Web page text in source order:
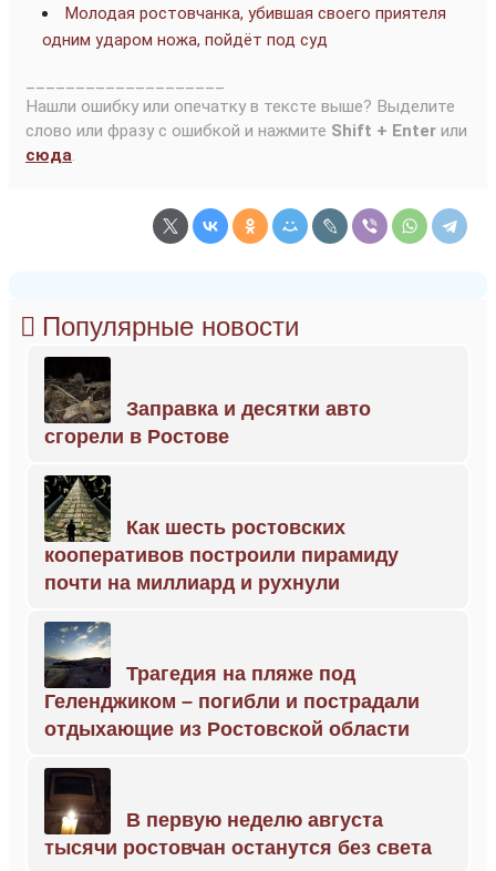
Молодая ростовчанка, убившая своего приятеля
одним ударом ножа, пойдёт под суд
Нашли ошибку или опечатку в тексте выше? Выделите
слово или фразу с ошибкой и нажмите Shift + Enter или
сюда.
Популярные новости
Заправка и десятки авто
сгорели в Ростове
Как шесть ростовских
кооперативов построили пирамиду
почти на миллиард и рухнули
Трагедия на пляже под
Геленджиком – погибли и пострадали
отдыхающие из Ростовской области
В первую неделю августа
тысячи ростовчан останутся без света